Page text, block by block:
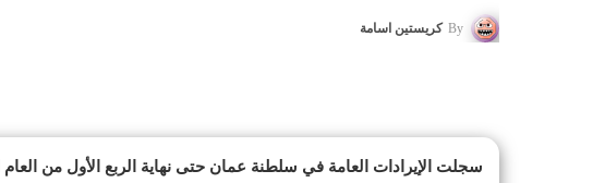
By كريستين اسامة